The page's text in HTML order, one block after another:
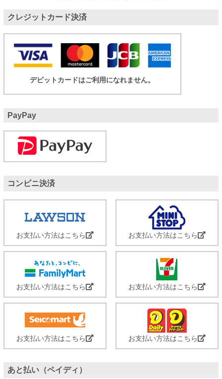
クレジットカード決済
デビットカードはご利用になれません。
PayPay
コンビニ決済
お支払い方法はこちら お支払い方法はこちら
お支払い方法はこちら お支払い方法はこちら
お支払い方法はこちら お支払い方法はこちら
あと払い（ペイディ）